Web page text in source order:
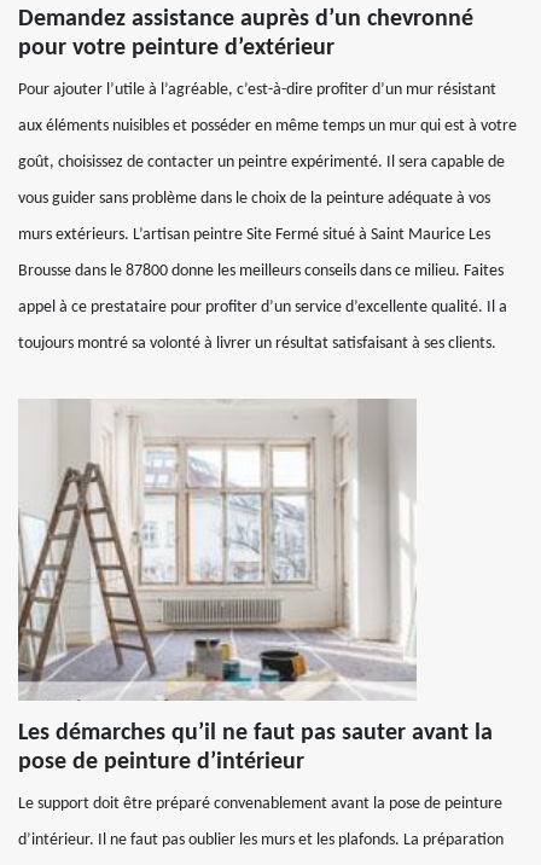
Demandez assistance auprès d’un chevronné
pour votre peinture d’extérieur
Pour ajouter l’utile à l’agréable, c’est-à-dire profiter d’un mur résistant
aux éléments nuisibles et posséder en même temps un mur qui est à votre
goût, choisissez de contacter un peintre expérimenté. Il sera capable de
vous guider sans problème dans le choix de la peinture adéquate à vos
murs extérieurs. L’artisan peintre Site Fermé situé à Saint Maurice Les
Brousse dans le 87800 donne les meilleurs conseils dans ce milieu. Faites
appel à ce prestataire pour profiter d’un service d’excellente qualité. Il a
toujours montré sa volonté à livrer un résultat satisfaisant à ses clients.
Les démarches qu’il ne faut pas sauter avant la
pose de peinture d’intérieur
Le support doit être préparé convenablement avant la pose de peinture
d’intérieur. Il ne faut pas oublier les murs et les plafonds. La préparation